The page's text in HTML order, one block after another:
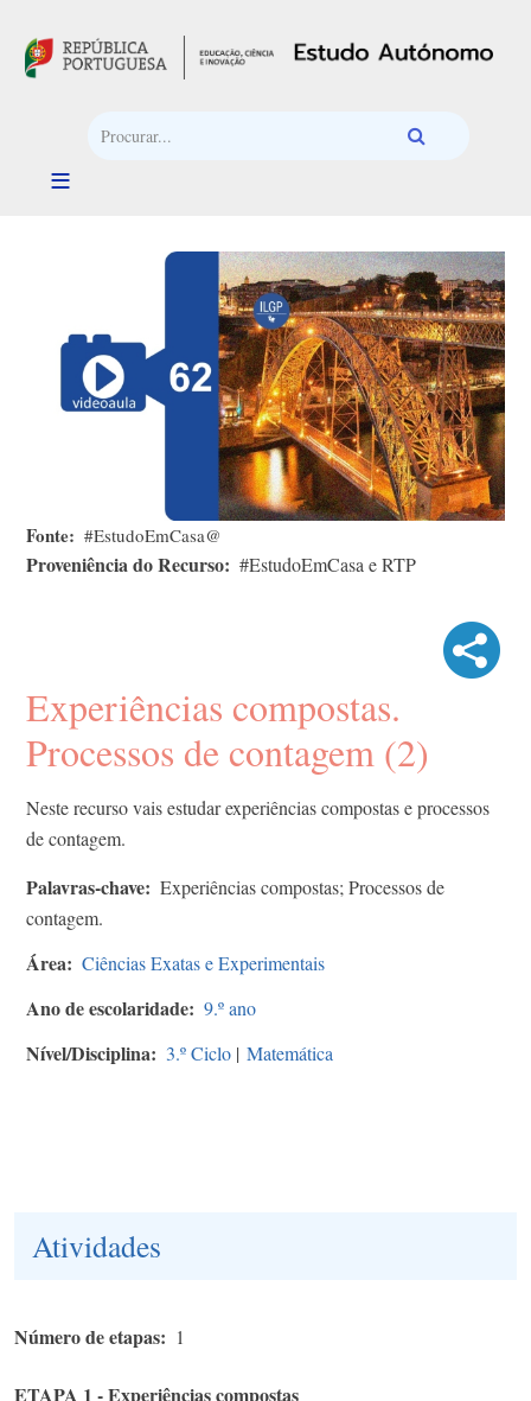
Fonte #EstudoEmCasa@
Proveniência do Recurso #EstudoEmCasa e RTP
Experiências compostas.
Processos de contagem (2)
Neste recurso vais estudar experiências compostas e processos
de contagem.
Palavras-chave
Experiências compostas; Processos de
contagem.
Área Ciências Exatas e Experimentais
Ano de escolaridade 9.º ano
Nível/Disciplina 3.º Ciclo | Matemática
Atividades
Número de etapas 1
ETAPA 1 - Experiências compostas